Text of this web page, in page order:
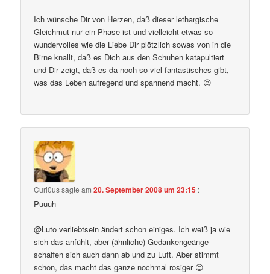
Ich wünsche Dir von Herzen, daß dieser lethargische
Gleichmut nur ein Phase ist und vielleicht etwas so
wundervolles wie die Liebe Dir plötzlich sowas von in die
Birne knallt, daß es Dich aus den Schuhen katapultiert
und Dir zeigt, daß es da noch so viel fantastisches gibt,
was das Leben aufregend und spannend macht. 😉
Curi0ussagte am20. September 2008 um 23:15 :
Puuuh
@Luto verliebtsein ändert schon einiges. Ich weiß ja wie
sich das anfühlt, aber (ähnliche) Gedankengeänge
schaffen sich auch dann ab und zu Luft. Aber stimmt
schon, das macht das ganze nochmal rosiger 😉